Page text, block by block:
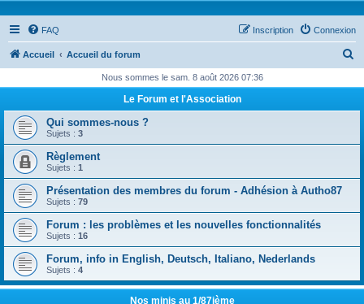
FAQ Connexion
Inscription
Accueil Accueil du forum
h
Nous sommes le sam. 8 août 2026 07:36
Le Forum et l'Association
Qui sommes-nous ?
Sujets : 3
Règlement
Sujets : 1
Présentation des membres du forum - Adhésion à Autho87
Sujets : 79
Forum : les problèmes et les nouvelles fonctionnalités
Sujets : 16
Forum, info in English, Deutsch, Italiano, Nederlands
Sujets : 4
Nos minis au 1/87ième